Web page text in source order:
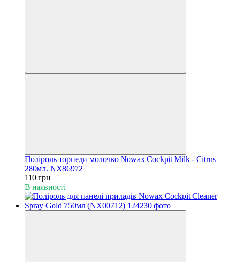
Поліроль торпеди молочко Nowax Cockpit Milk - Citrus
280мл. NX86972
110 грн
В наявності